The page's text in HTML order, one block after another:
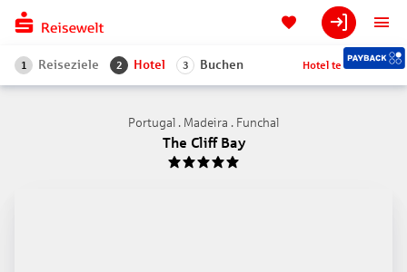
1 Reiseziele 2 Hotel 3 Buchen Hotel teilen
Portugal . Madeira . Funchal
The Cliff Bay
5